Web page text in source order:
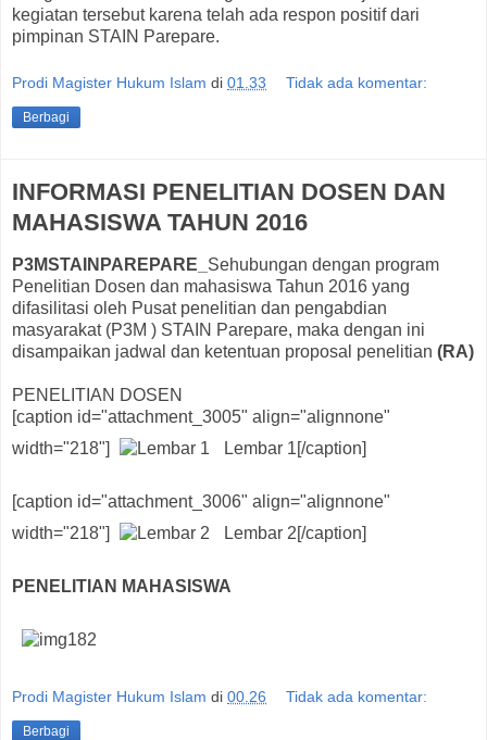
kegiatan tersebut karena telah ada respon positif dari
pimpinan STAIN Parepare.
Prodi Magister Hukum Islam di 01.33 Tidak ada komentar:
Berbagi
INFORMASI PENELITIAN DOSEN DAN
MAHASISWA TAHUN 2016
P3MSTAINPAREPARE_ Sehubungan dengan program
Penelitian Dosen dan mahasiswa Tahun 2016 yang
difasilitasi oleh Pusat penelitian dan pengabdian
masyarakat (P3M ) STAIN Parepare, maka dengan ini
disampaikan jadwal dan ketentuan proposal penelitian (RA)
PENELITIAN DOSEN
[caption id="attachment_3005" align="alignnone"
width="218"]
Lembar 1[/caption]
[caption id="attachment_3006" align="alignnone"
width="218"]
Lembar 2[/caption]
PENELITIAN MAHASISWA
Prodi Magister Hukum Islam di 00.26 Tidak ada komentar:
Berbagi